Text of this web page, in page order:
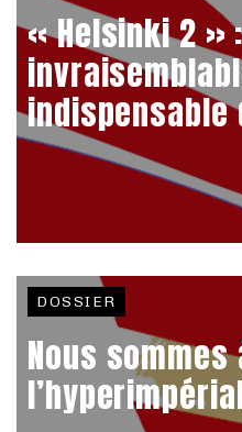
« Helsinki 2 »
indispensable
DOSSIER
Nous sommes